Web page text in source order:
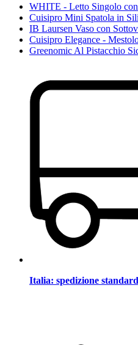
WHITE - Letto Singolo con
Cuisipro Mini Spatola in
IB Laursen Vaso con
Cuisipro Elegance -
Greenomic Al Pistacchio
Italia: spedizione